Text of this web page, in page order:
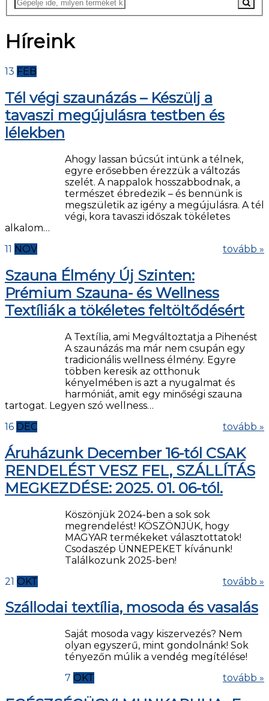
Híreink
13 FEB
Tél végi szaunázás – Készülj a
tavaszi megújulásra testben és
lélekben
Ahogy lassan búcsút intünk a télnek,
egyre erősebben érezzük a változás
szelét. A nappalok hosszabbodnak, a
természet ébredezik – és bennünk is
megszületik az igény a megújulásra. A tél
végi, kora tavaszi időszak tökéletes
alkalom…
tovább »
11 NOV
Szauna Élmény Új Szinten:
Prémium Szauna- és Wellness
Textíliák a tökéletes feltöltődésért
A Textília, ami Megváltoztatja a Pihenést
A szaunázás ma már nem csupán egy
tradicionális wellness élmény. Egyre
többen keresik az otthonuk
kényelmében is azt a nyugalmat és
harmóniát, amit egy minőségi szauna
tartogat. Legyen szó wellness…
tovább »
16 DEC
Áruházunk December 16-tól CSAK
RENDELÉST VESZ FEL, SZÁLLÍTÁS
MEGKEZDÉSE: 2025. 01. 06-tól.
Köszönjük 2024-ben a sok sok
megrendelést! KÖSZÖNJÜK, hogy
MAGYAR termékeket választottatok!
Csodaszép ÜNNEPEKET kívánunk!
Találkozunk 2025-ben!
tovább »
21 OKT
Szállodai textília, mosoda és vasalás
Saját mosoda vagy kiszervezés? Nem
olyan egyszerű, mint gondolnánk! Sok
tényezőn múlik a vendég megítélése!
tovább »
7 OKT